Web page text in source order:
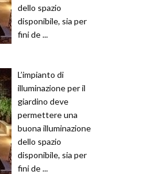
dello spazio
disponibile, sia per
fini de ...
L’impianto di
illuminazione per il
giardino deve
permettere una
buona illuminazione
dello spazio
disponibile, sia per
fini de ...